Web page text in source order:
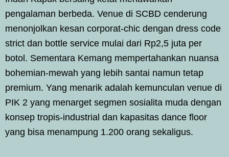
pengalaman berbeda. Venue di SCBD cenderung
menonjolkan kesan corporat-chic dengan dress code
strict dan bottle service mulai dari Rp2,5 juta per
botol. Sementara Kemang mempertahankan nuansa
bohemian-mewah yang lebih santai namun tetap
premium. Yang menarik adalah kemunculan venue di
PIK 2 yang menarget segmen sosialita muda dengan
konsep tropis-industrial dan kapasitas dance floor
yang bisa menampung 1.200 orang sekaligus.